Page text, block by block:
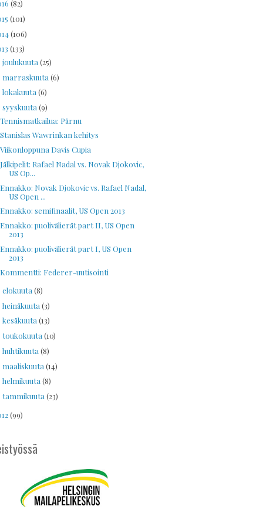
(82)
(101)
(106)
(133)
joulukuuta(25)
marraskuuta(6)
lokakuuta(6)
syyskuuta(9)
Tennismatkailua: Pärnu
Stanislas Wawrinkan kehitys
Viikonloppuna Davis Cupia
Jälkipelit: Rafael Nadal vs. Novak Djokovic,
US Op...
Ennakko: Novak Djokovic vs. Rafael Nadal,
US Open ...
Ennakko: semifinaalit, US Open 2013
Ennakko: puolivälierät part II, US Open
2013
Ennakko: puolivälierät part I, US Open
2013
Kommentti: Federer-uutisointi
elokuuta(8)
heinäkuuta(3)
kesäkuuta(13)
toukokuuta(10)
huhtikuuta(8)
maaliskuuta(14)
helmikuuta(8)
tammikuuta(23)
(99)